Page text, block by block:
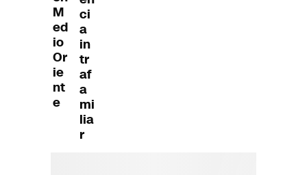
M
ed
io
Or
ie
nt
e
ci
a
in
tr
af
a
mi
lia
r